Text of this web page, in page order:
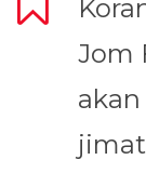
Jom